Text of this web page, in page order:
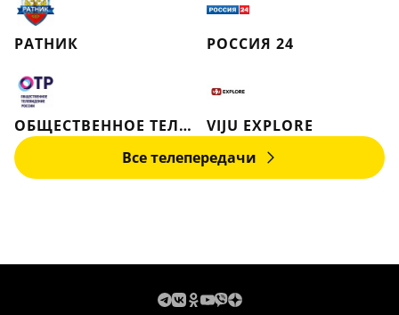
РАТНИК РОССИЯ 24
ОБЩЕСТВЕННОЕ ТЕЛЕВИДЕНИЕ РОССИИ
VIJU EXPLORE
Все телепередачи